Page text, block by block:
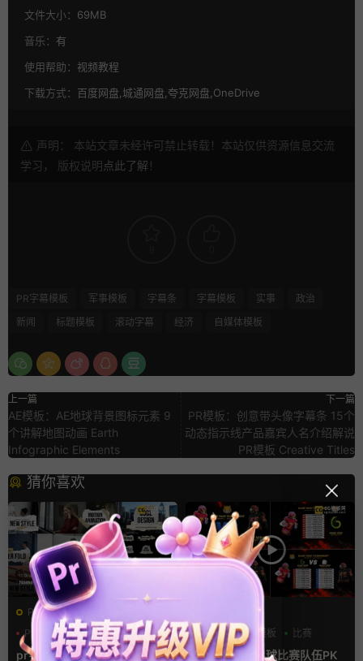
文件大小： 69MB
音乐： 有
使用帮助： 视频教程
下载方式： 百度网盘,城通网盘,夸克网盘,OneDrive
声明： 本站文章未经许可禁止转载！本站仅供资源信息交流
学习， 版权说明点此了解 ！
PR字幕模板 军事模板 字幕条 字幕模板 实事
政治
新闻
标题模板 滚动字幕 经济 自媒体模板
上一篇
AE模板：AE地球背景图标元素 9
个讲解地图动画 Earth
Infographic Elements
下一篇
PR模板：创意带头像字幕条 15个
动态指示线产品嘉宾人名介绍解说
PR模板 Creative Titles
猜你喜欢
PR基本图形mogrt
PR基本图形
PR字幕模板
人物介绍
pr字幕模板 9组胶带贴纸人物
分数
字幕模板 比赛
ae体育模板 足球比赛队伍PK